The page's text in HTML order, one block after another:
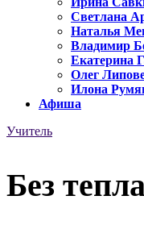
Светлана
Наталья
Владимир
Екатерина
Олег
Илона
Афиша
Учитель
Без